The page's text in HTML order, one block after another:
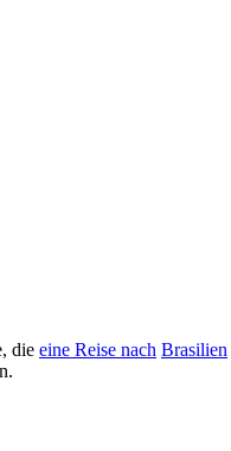
die eine Reise nach Brasilien